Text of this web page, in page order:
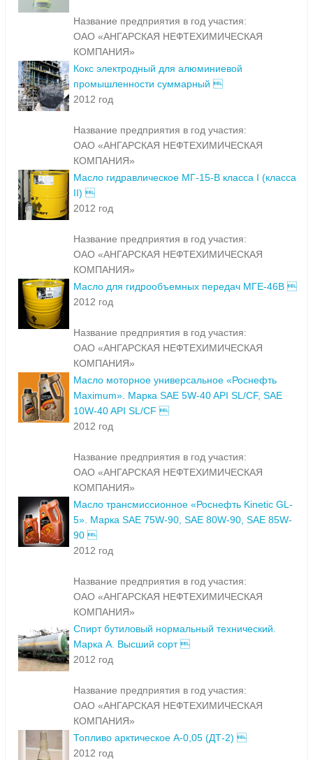
Название предприятия в год участия:
ОАО «АНГАРСКАЯ НЕФТЕХИМИЧЕСКАЯ
КОМПАНИЯ»
Кокс электродный для алюминиевой
промышленности суммарный 
2012 год
Название предприятия в год участия:
ОАО «АНГАРСКАЯ НЕФТЕХИМИЧЕСКАЯ
КОМПАНИЯ»
Масло гидравлическое МГ-15-В класса I (класса
II) 
2012 год
Название предприятия в год участия:
ОАО «АНГАРСКАЯ НЕФТЕХИМИЧЕСКАЯ
КОМПАНИЯ»
Масло для гидрообъемных передач МГЕ-46В 
2012 год
Название предприятия в год участия:
ОАО «АНГАРСКАЯ НЕФТЕХИМИЧЕСКАЯ
КОМПАНИЯ»
Масло моторное универсальное «Роснефть
Maximum». Марка SAE 5W-40 API SL/CF, SAE
10W-40 API SL/CF 
2012 год
Название предприятия в год участия:
ОАО «АНГАРСКАЯ НЕФТЕХИМИЧЕСКАЯ
КОМПАНИЯ»
Масло трансмиссионное «Роснефть Kinetic GL-
5». Марка SAE 75W-90, SAE 80W-90, SAE 85W-
90 
2012 год
Название предприятия в год участия:
ОАО «АНГАРСКАЯ НЕФТЕХИМИЧЕСКАЯ
КОМПАНИЯ»
Спирт бутиловый нормальный технический.
Марка А. Высший сорт 
2012 год
Название предприятия в год участия:
ОАО «АНГАРСКАЯ НЕФТЕХИМИЧЕСКАЯ
КОМПАНИЯ»
Топливо арктическое А-0,05 (ДТ-2) 
2012 год